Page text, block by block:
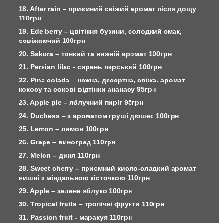
18. After rain – приємний свіжий аромат після дощу
110грн
19. Edelberry – цвітіння бузини, солодкий смак,
освіжаючий 100грн
20. Sakura – тонкий та нижній аромат 100грн
21. Persian lilac - сирень перський 100грн
22. Pina colada – нежна, десертна, свіжа. аромат
кокосу та сокові відтінки ананасу 95грн
23. Apple pie – яблучний пиріг 95грн
24. Duchess – з ароматом груші дюшес 100грн
25. Lemon – лимон 100грн
26. Grape – виноград 110грн
27. Melon – диня 110грн
28. Sweet cherry – приємний кисло-сладкий аромат
вишні з міндальною кісточкою 110грн
29. Apple – зелене яблуко 100грн
30. Tropical fruits – тропічні фрукти 110грн
31. Passion fruit - маракуя 110грн